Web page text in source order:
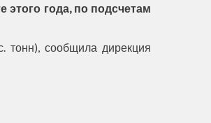
года, по подсчетам
тонн), сообщила дирекция